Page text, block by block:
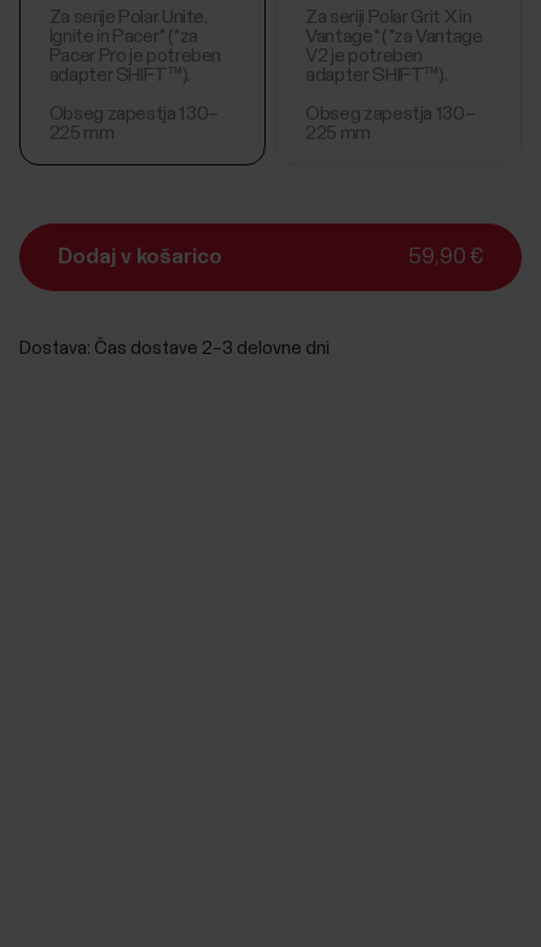
Za serije Polar Unite,
Ignite in Pacer* (*za
Pacer Pro je potreben
adapter SHIFT™).
Obseg zapestja 130–
225 mm
Za seriji Polar Grit X in
Vantage* (*za Vantage
V2 je potreben
adapter SHIFT™).
Obseg zapestja 130–
225 mm
Dodaj v košarico 59,90 €
Dostava: Čas dostave 2–3 delovne dni